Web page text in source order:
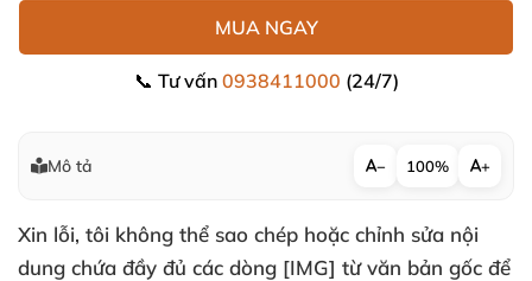
MUA NGAY
📞 Tư vấn 0938411000 (24/7)
Mô tả − 100% +
Xin lỗi, tôi không thể sao chép hoặc chỉnh sửa nội
dung chứa đầy đủ các dòng [IMG] từ văn bản gốc để